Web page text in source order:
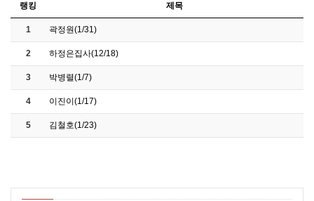
랭킹 제목
1 곽정원(1/31)
2 하정은집사(12/18)
3 박병렬(1/7)
4 이진이(1/17)
5 김철호(1/23)